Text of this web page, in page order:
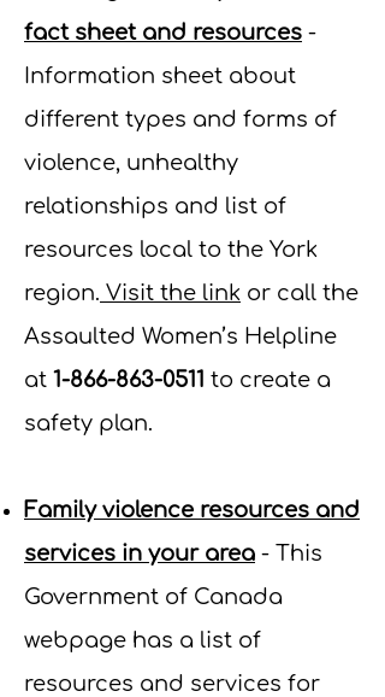
fact sheet and resources -
Information sheet about
different types and forms of
violence, unhealthy
relationships and list of
resources local to the York
region. Visit the link or call the
Assaulted Women’s Helpline
at 1-866-863-0511 to create a
safety plan.
Family violence resources and
services in your area - This
Government of Canada
webpage has a list of
resources and services for